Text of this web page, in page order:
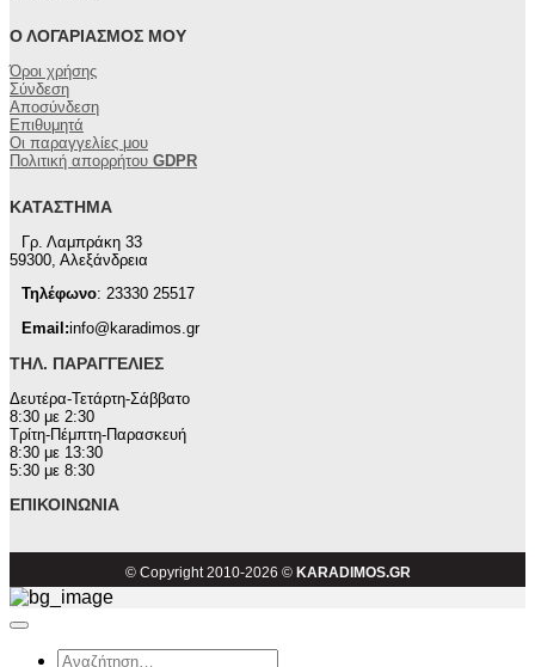
Ο ΛΟΓΑΡΙΑΣΜΌΣ ΜΟΥ
Όροι χρήσης
Σύνδεση
Αποσύνδεση
Επιθυμητά
Οι παραγγελίες μου
Πολιτική απορρήτου GDPR
ΚΑΤΆΣΤΗΜΑ
Γρ. Λαμπράκη 33
59300, Αλεξάνδρεια
Τηλέφωνο: 23330 25517
Email:info@karadimos.gr
ΤΗΛ. ΠΑΡΑΓΓΕΛΊΕΣ
Δευτέρα-Τετάρτη-Σάββατο
8:30 με 2:30
Τρίτη-Πέμπτη-Παρασκευή
8:30 με 13:30
5:30 με 8:30
ΕΠΙΚΟΙΝΩΝΊΑ
© Copyright 2010-2026 © KARADIMOS.GR
Αναζήτηση